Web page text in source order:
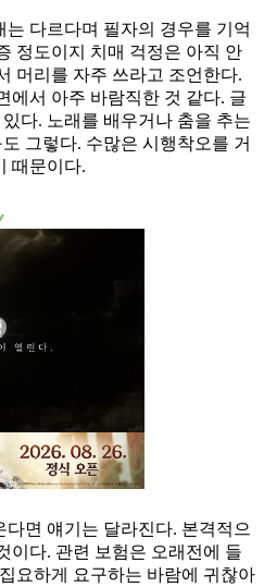
다르다며 필자의 경우를 기억
정도이지 치매 걱정은 아직 안
머리를 자주 쓰라고 조언한다.
에서 아주 바람직한 것 같다. 글
다. 노래를 배우거나 춤을 추는
그렇다. 수많은 시행착오를 거
때문이다.
면 얘기는 달라진다. 본격적으
이다. 관련 보험은 오래전에 들
요하게 요구하는 바람에 귀찮아